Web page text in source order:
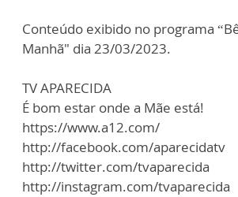
Conteúdo exibido no programa
Manhã" dia 23/03/2023.
TV APARECIDA
É bom estar onde a Mãe está!
https://www.a12.com/
http://facebook.com/aparecidatv
http://twitter.com/tvaparecida
http://instagram.com/tvaparecida